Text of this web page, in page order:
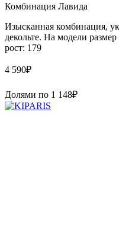
Комбинация Лавида
Изысканная комбинация,
декольте. На модели
рост: 179
4 590₽
Долями по 1 148₽